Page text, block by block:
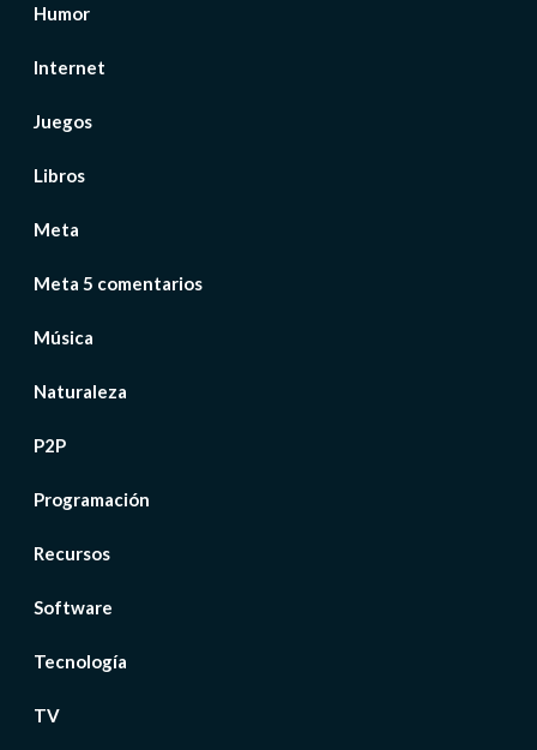
Humor
Internet
Juegos
Libros
Meta
Meta 5 comentarios
Música
Naturaleza
P2P
Programación
Recursos
Software
Tecnología
TV